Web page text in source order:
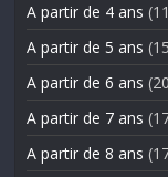
A partir de 4 ans
A partir de 5 ans
A partir de 6 ans
A partir de 7 ans
A partir de 8 ans